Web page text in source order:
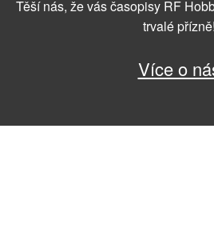
Těší nás, že vás časopisy RF
trvalé přízně!
Více o